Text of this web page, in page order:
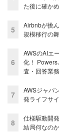
た後に確か
5
Airbnbが挑
規模移行の
6
AWSのAIエ
化！
査・回答業
7
AWSジャパ
発ライフサ
8
仕様駆動開
結局何なの